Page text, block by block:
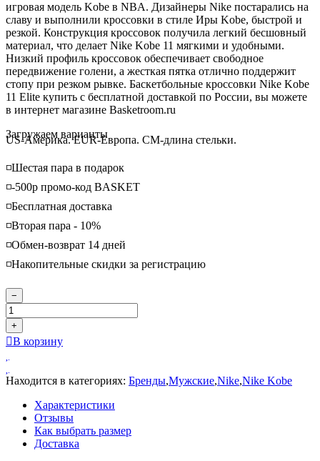
игровая модель Kobe в NBA. Дизайнеры Nike постарались на
славу и выполнили кроссовки в стиле Иры Kobe, быстрой и
резкой. Конструкция кроссовок получила легкий бесшовный
материал, что делает Nike Kobe 11 мягкими и удобными.
Низкий профиль кроссовок обеспечивает свободное
передвижение голени, а жесткая пятка отлично поддержит
стопу при резком рывке. Баскетбольные кроссовки Nike Kobe
11 Elite купить с бесплатной доставкой по России, вы можете
в интернет магазине Basketroom.ru
Loading...
Загружаем варианты
US-Америка. EUR-Европа. CM-длина стельки.
◽️Шестая пара в подарок
◽️-500р промо-код BASKET
◽️Бесплатная доставка
◽️Вторая пара - 10%
◽️Обмен-возврат 14 дней
◽️Накопительные скидки за регистрацию
−
+
В корзину
Находится в категориях: Бренды,Мужские,Nike,Nike Kobe
Характеристики
Отзывы
Как выбрать размер
Доставка